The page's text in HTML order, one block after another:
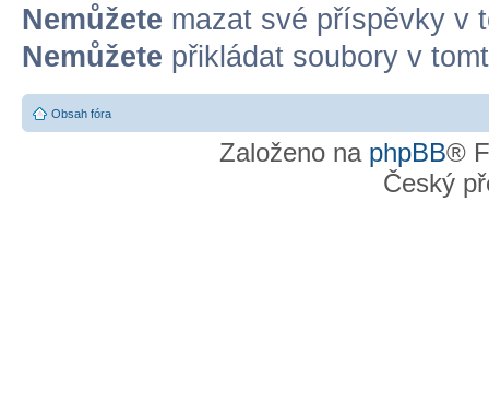
Nemůžete mazat své příspěvky v
Nemůžete přikládat soubory v
Obsah fóra
Založeno na phpBB®
Český